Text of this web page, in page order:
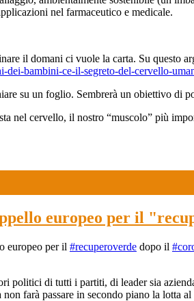
nel farmaceutico e medicale.
il domani ci vuole la carta. Su
bambini-ce-il-segreto-del-cervello-
su un foglio. Sembrerà un obiettivo di
nel cervello, il nostro “muscolo” più
europeo per il
europeo per il #recuperoverde dopo il
politici di tutti i partiti, di leader sia
farà passare in secondo piano la lotta